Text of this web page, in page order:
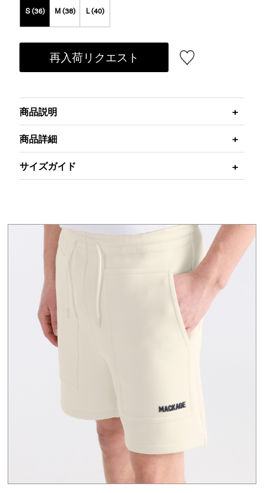
S (36) M (38) L (40)
再入荷リクエスト
商品説明
商品詳細
サイズガイド